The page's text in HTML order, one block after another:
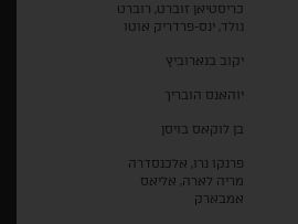
כריסטיאן זוברט, רוברט
גולד, ינס-פרדריק אוטו
יקוב בנארוביץ
יוהאנס הובריך
בן לוקאס בויסן
פרנקו נרו, אלכנסדרה
מריה לארה, אליאס
אמבארק